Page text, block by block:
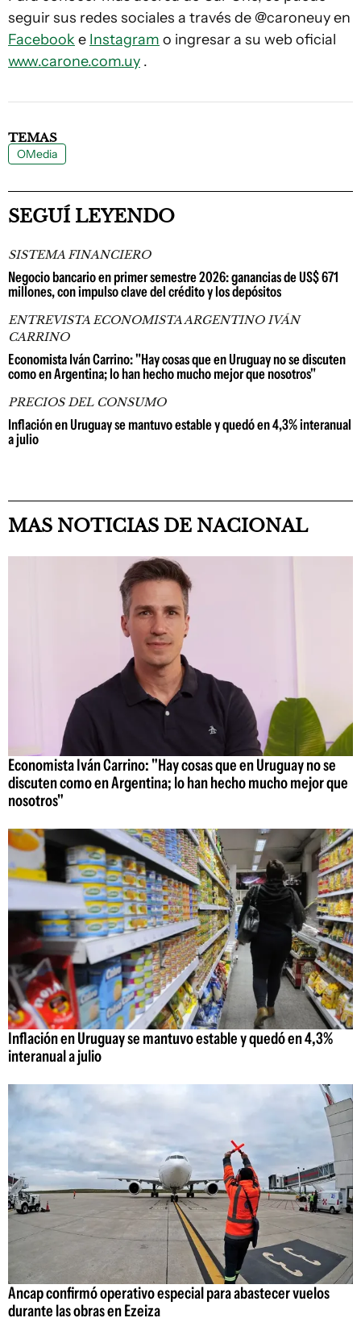
seguir sus redes sociales a través de @caroneuy en
Facebook e Instagram o ingresar a su web oficial
www.carone.com.uy .
TEMAS
OMedia
SEGUÍ LEYENDO
SISTEMA FINANCIERO
Negocio bancario en primer semestre 2026: ganancias de US$ 671
millones, con impulso clave del crédito y los depósitos
ENTREVISTA ECONOMISTA ARGENTINO IVÁN
CARRINO
Economista Iván Carrino: "Hay cosas que en Uruguay no se discuten
como en Argentina; lo han hecho mucho mejor que nosotros"
PRECIOS DEL CONSUMO
Inflación en Uruguay se mantuvo estable y quedó en 4,3% interanual
a julio
MAS NOTICIAS DE NACIONAL
Economista Iván Carrino: "Hay cosas que en Uruguay no se
discuten como en Argentina; lo han hecho mucho mejor que
nosotros"
Inflación en Uruguay se mantuvo estable y quedó en 4,3%
interanual a julio
Ancap confirmó operativo especial para abastecer vuelos
durante las obras en Ezeiza